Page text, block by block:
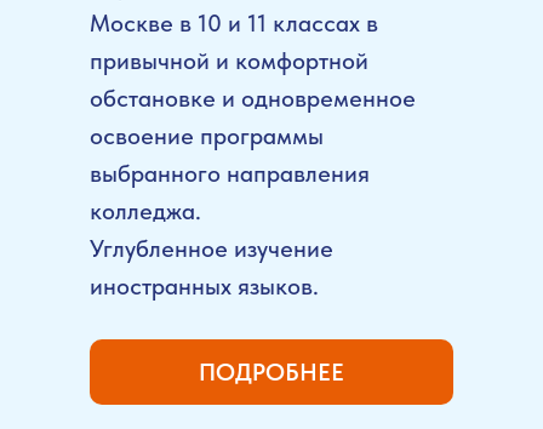
Москве в 10 и 11 классах в
привычной и комфортной
обстановке и одновременное
освоение программы
выбранного направления
колледжа.
Углубленное изучение
иностранных языков.
ПОДРОБНЕЕ